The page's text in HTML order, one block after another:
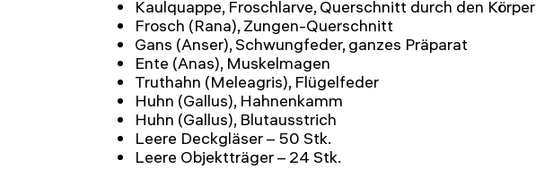
Kaulquappe, Froschlarve, Querschnitt durch den Körper
Frosch (Rana), Zungen-Querschnitt
Gans (Anser), Schwungfeder, ganzes Präparat
Ente (Anas), Muskelmagen
Truthahn (Meleagris), Flügelfeder
Huhn (Gallus), Hahnenkamm
Huhn (Gallus), Blutausstrich
Leere Deckgläser – 50 Stk.
Leere Objektträger – 24 Stk.